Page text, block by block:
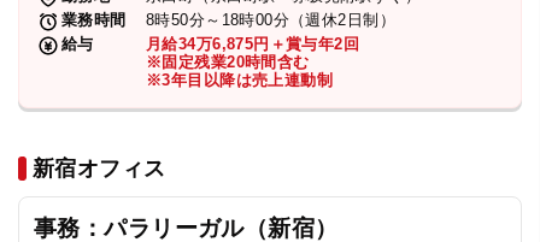
業務時間
8時50分～18時00分（週休2日制）
給与
月給34万6,875円＋賞与年2回
※固定残業20時間含む
※3年目以降は売上連動制
新宿オフィス
事務：パラリーガル（新宿）